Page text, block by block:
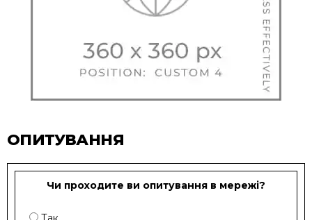
ОПИТУВАННЯ
Чи проходите ви опитування в мережі?